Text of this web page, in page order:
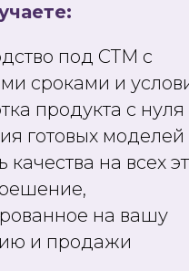
под СТМ с
сроками и
продукта с нуля
готовых моделей
качества на всех
на вашу
и продажи